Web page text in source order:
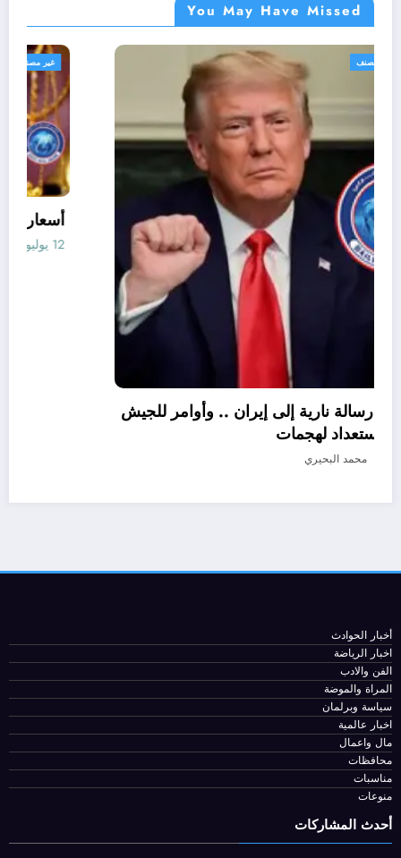
You May Have Missed
اخبار عالميه غير مصنف
ترامب يوجه رسالة نارية إلى إيران .. وأوامر للجيش
الأميركي بالاستعداد لهجمات
11 يوليو، 2026
أخبار الحوادث
اخبار الرياضة
الفن والادب
المراة والموضة
سياسة وبرلمان
اخبار عالمية
مال واعمال
محافظات
مناسبات
منوعات
أحدث المشاركات